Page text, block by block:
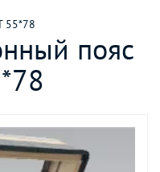
55*78
пояс